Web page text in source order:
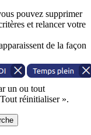
pouvez supprimer
et relancer votre
de la façon
un ou tout
réinitialiser ».